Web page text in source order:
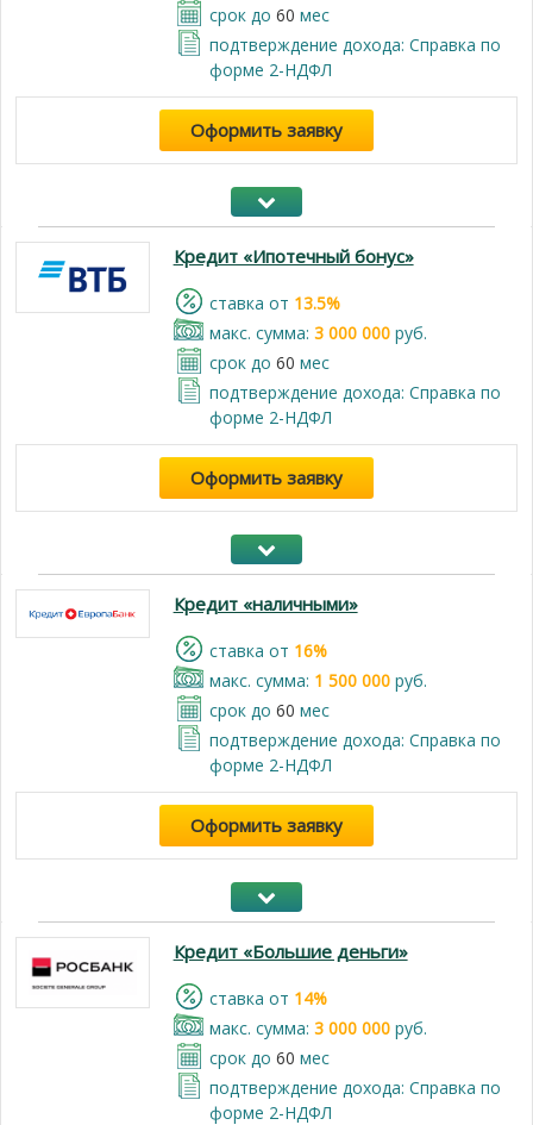
срок до 60 мес
подтверждение дохода: Справка по
форме 2-НДФЛ
Оформить заявку
Кредит «Ипотечный бонус»
cтавка от 13.5%
макс. сумма: 3 000 000руб.
срок до 60 мес
подтверждение дохода: Справка по
форме 2-НДФЛ
Оформить заявку
Кредит «наличными»
cтавка от 16%
макс. сумма: 1 500 000руб.
срок до 60 мес
подтверждение дохода: Справка по
форме 2-НДФЛ
Оформить заявку
Кредит «Большие деньги»
cтавка от 14%
макс. сумма: 3 000 000руб.
срок до 60 мес
подтверждение дохода: Справка по
форме 2-НДФЛ